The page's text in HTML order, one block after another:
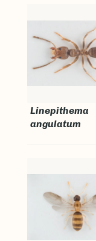
Linepithema
angulatum